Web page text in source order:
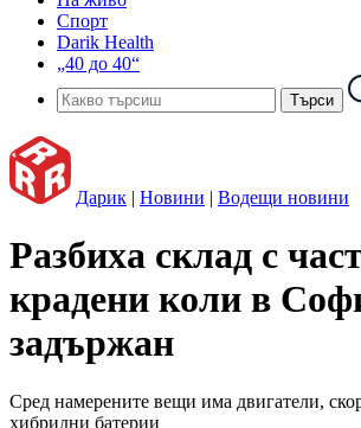
Спорт
Darik Health
„40 до 40“
Дарик | Новини | Водещи новини
Разбиха склад с
крадени коли в
задържан
Сред намерените вещи има двигатели,
хибридни батерии